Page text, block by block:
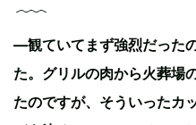
—観ていてまず強烈だった
た。グリルの肉から火葬場
たのですが、そういったカ